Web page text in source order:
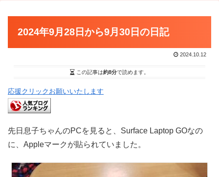
2024年9月28日から9月30日の日記
2024.10.12
この記事は約8分で読めます。
応援クリックお願いいたします
先日息子ちゃんのPCを見ると、Surface Laptop GOなの
に、Appleマークが貼られていました。